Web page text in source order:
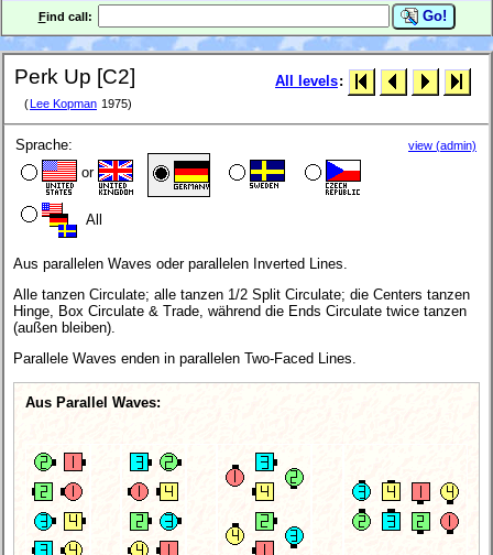
Find call: Go!
Perk Up [C2]
( Lee Kopman 1975)
All levels:
Sprache:
or
All
view (admin)
Aus parallelen Waves oder parallelen Inverted Lines.
Alle tanzen Circulate; alle tanzen 1/2 Split Circulate; die Centers tanzen
Hinge, Box Circulate & Trade, während die Ends Circulate twice tanzen
(außen bleiben).
Parallele Waves enden in parallelen Two-Faced Lines.
Aus Parallel Waves: